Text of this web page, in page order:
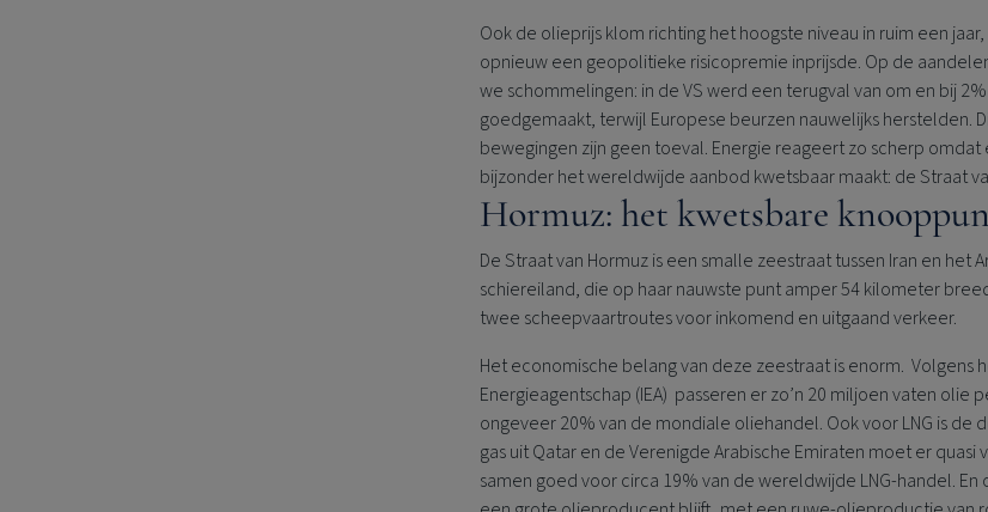
Ook de olieprijs klom richting het hoogste niveau in ruim een
opnieuw een geopolitieke risicopremie inprijsde. Op de
we schommelingen: in de VS werd een terugval van om en bij
goedgemaakt, terwijl Europese beurzen nauwelijks herstelden.
bewegingen zijn geen toeval. Energie reageert zo scherp omdat
bijzonder het wereldwijde aanbod kwetsbaar maakt: de Straat
Hormuz: het kwetsbare
De Straat van Hormuz is een smalle zeestraat tussen Iran en het
schiereiland, die op haar nauwste punt amper 54 kilometer
twee scheepvaartroutes voor inkomend en uitgaand verkeer.
Het economische belang van deze zeestraat is enorm. Volgens
Energieagentschap (IEA) passeren er zo’n 20 miljoen vaten olie
ongeveer 20% van de mondiale oliehandel. Ook voor LNG is de
gas uit Qatar en de Verenigde Arabische Emiraten moet er quasi
samen goed voor circa 19% van de wereldwijde LNG-handel. En